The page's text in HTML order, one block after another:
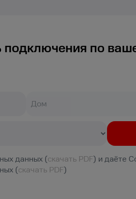
по
данных (скачать PDF) и даёте
(скачать PDF)